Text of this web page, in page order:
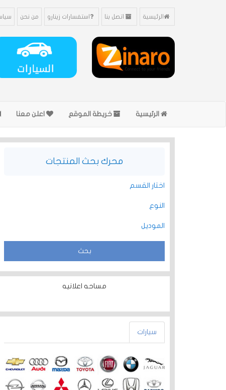
الرئيسية اتصل بنا استفسارات زينارو من نحن
الرئيسية خريطة الموقع اعلن معنا
محرك بحث المنتجات
اختار القسم
النوع
الموديل
مساحه اعلانيه
سيارات